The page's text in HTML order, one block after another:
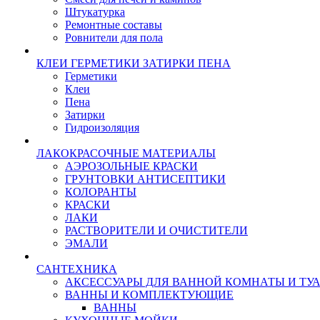
Штукатурка
Ремонтные составы
Ровнители для пола
КЛЕИ ГЕРМЕТИКИ ЗАТИРКИ ПЕНА
Герметики
Клеи
Пена
Затирки
Гидроизоляция
ЛАКОКРАСОЧНЫЕ МАТЕРИАЛЫ
АЭРОЗОЛЬНЫЕ КРАСКИ
ГРУНТОВКИ АНТИСЕПТИКИ
КОЛОРАНТЫ
КРАСКИ
ЛАКИ
РАСТВОРИТЕЛИ И ОЧИСТИТЕЛИ
ЭМАЛИ
САНТЕХНИКА
АКСЕССУАРЫ ДЛЯ ВАННОЙ КОМНАТЫ И
ВАННЫ И КОМПЛЕКТУЮЩИЕ
ВАННЫ